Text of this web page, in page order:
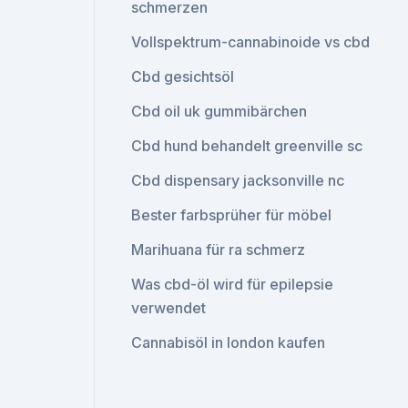
schmerzen
Vollspektrum-cannabinoide vs cbd
Cbd gesichtsöl
Cbd oil uk gummibärchen
Cbd hund behandelt greenville sc
Cbd dispensary jacksonville nc
Bester farbsprüher für möbel
Marihuana für ra schmerz
Was cbd-öl wird für epilepsie
verwendet
Cannabisöl in london kaufen